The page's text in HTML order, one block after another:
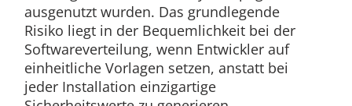
ausgenutzt wurden. Das grundlegende
Risiko liegt in der Bequemlichkeit bei der
Softwareverteilung, wenn Entwickler auf
einheitliche Vorlagen setzen, anstatt bei
jeder Installation einzigartige